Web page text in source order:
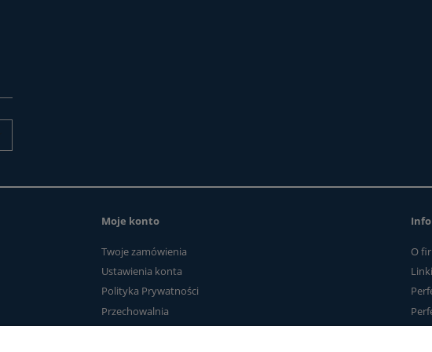
Moje konto
Twoje zamówienia
Ustawienia konta
Polityka Prywatności
Przechowalnia
Kontakt
O
Linki
Linki